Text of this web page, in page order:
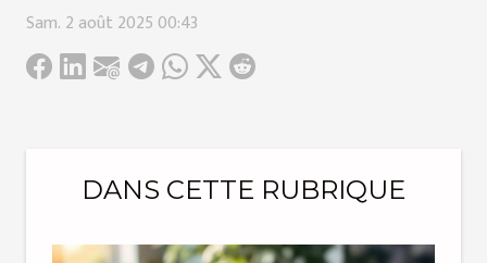
Sam. 2 août 2025 00:43
DANS CETTE RUBRIQUE